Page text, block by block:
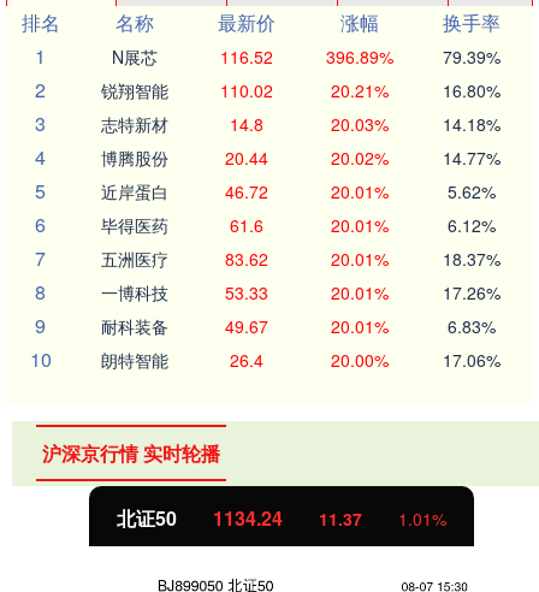
排名
名称 最新价 涨幅
换手率
1
N展芯 116.52 396.89% 79.39%
2 锐翔智能 110.02 20.21% 16.80%
3 志特新材 14.8 20.03% 14.18%
4 博腾股份 20.44 20.02% 14.77%
5 近岸蛋白 46.72 20.01% 5.62%
6 毕得医药 61.6 20.01% 6.12%
7 五洲医疗 83.62 20.01% 18.37%
8 一博科技 53.33 20.01% 17.26%
9 耐科装备 49.67 20.01% 6.83%
10 朗特智能 26.4 20.00% 17.06%
沪深京行情 实时轮播
北证50 1134.24 11.37 1.01%